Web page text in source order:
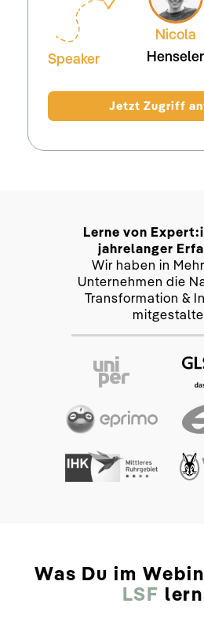
Speaker
Nicola
Henseler
Jetzt Zugriff
Lerne von
jahrelanger
Wir haben in
Unternehmen die
Transformation &
Was Du im
LSF